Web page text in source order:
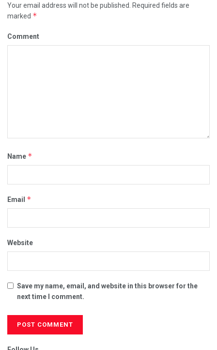
Your email address will not be published. Required fields are
marked *
Comment
Name *
Email *
Website
Save my name, email, and website in this browser for the
next time I comment.